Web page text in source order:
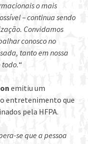
o mais
– continua sendo
Convidamos
conosco no
tanto em nossa
“
emitiu um
entretenimento que
pela HFPA.
se que a pessoa